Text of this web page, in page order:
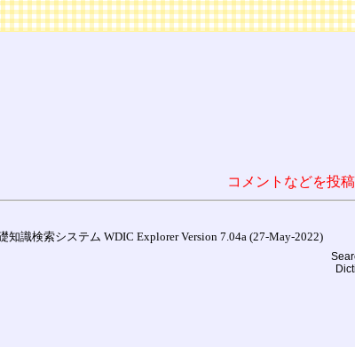
コメントなどを投
知識検索システム WDIC Explorer Version 7.04a (27-May-2022)